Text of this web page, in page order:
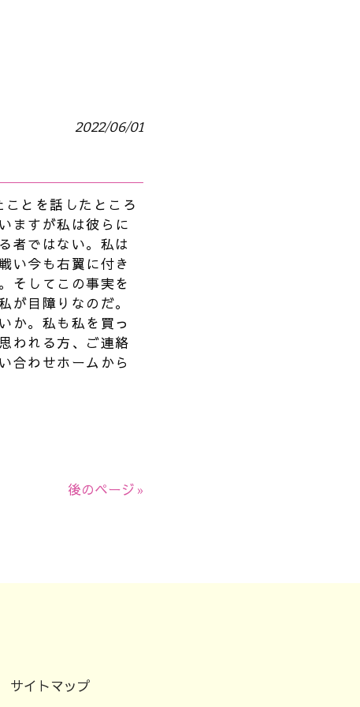
2022/06/01
とを話したところ
ますが私は彼らに
者ではない。私は
い今も右翼に付き
そしてこの事実を
が目障りなのだ。
か。私も私を買っ
われる方、ご連絡
合わせホームから
後のページ »
サイトマップ